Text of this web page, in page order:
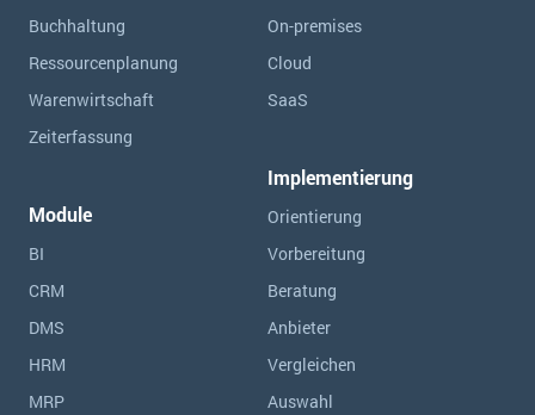
Buchhaltung
Ressourcen­planung
Warenwirtschaft
Zeiterfassung
Module
BI
CRM
DMS
HRM
MRP
On-premises
Cloud
SaaS
Implementierung
Orientierung
Vorbereitung
Beratung
Anbieter
Vergleichen
Auswahl